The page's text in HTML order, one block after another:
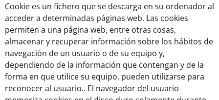
Cookie es un fichero que se descarga en su ordenador al
acceder a determinadas páginas web. Las cookies
permiten a una página web, entre otras cosas,
almacenar y recuperar información sobre los hábitos de
navegación de un usuario o de su equipo y,
dependiendo de la información que contengan y de la
forma en que utilice su equipo, pueden utilizarse para
reconocer al usuario.. El navegador del usuario